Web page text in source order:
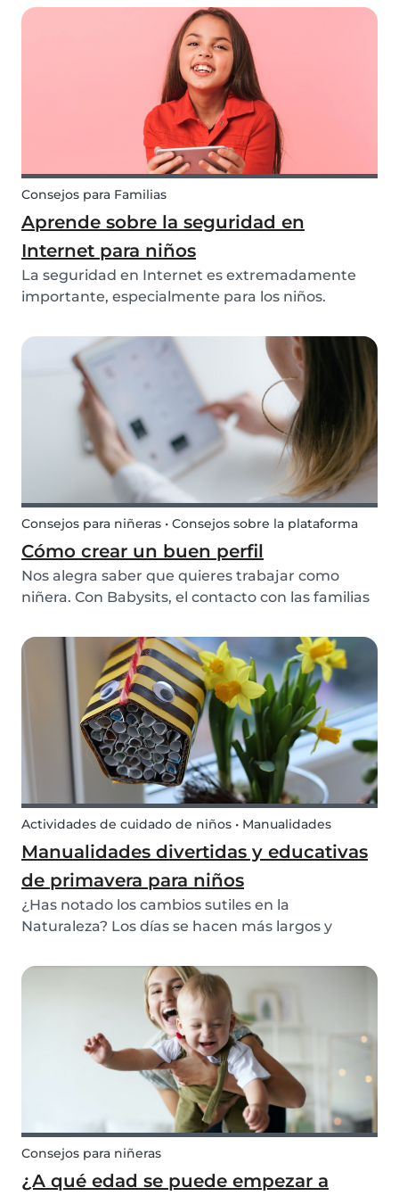
Muchas personas encuentran una niñera a
través de su red personal: una vecina, una
Consejos para Familias
Aprende sobre la seguridad en
Internet para niños
La seguridad en Internet es extremadamente
importante, especialmente para los niños.
a los miembros de nuestra comunidad para
brindarle información actualizada sobre cómo
proteger a los niños...
Consejos para niñeras • Consejos sobre la plataforma
Cómo crear un buen perfil
Nos alegra saber que quieres trabajar como
niñera. Con Babysits, el contacto con las familias
mejor perfil?
Actividades de cuidado de niños • Manualidades
Manualidades divertidas y educativas
de primavera para niños
¿Has notado los cambios sutiles en la
Naturaleza? Los días se hacen más largos y
hora de la primavera y todos los sentimientos
confusos que la acompañan. ¡Aprende a cocinar
Consejos para niñeras
¿A qué edad se puede empezar a